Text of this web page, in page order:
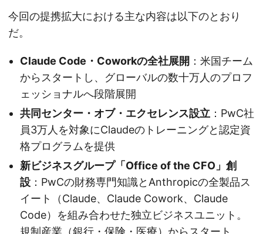
今回の提携拡大における主な内容は以下のとおり
だ。
Claude Code・Coworkの全社展開 ：米国チーム
からスタートし、グローバルの数十万人のプロフ
ェッショナルへ段階展開
共同センター・オブ・エクセレンス設立 ：PwC社
員3万人を対象にClaudeのトレーニングと認定資
格プログラムを提供
新ビジネスグループ「Office of the CFO」創
設 ：PwCの財務専門知識とAnthropicの全製品ス
イート（Claude、Claude Cowork、Claude
Code）を組み合わせた独立ビジネスユニット。
規制産業（銀行・保険・医療）からスタート